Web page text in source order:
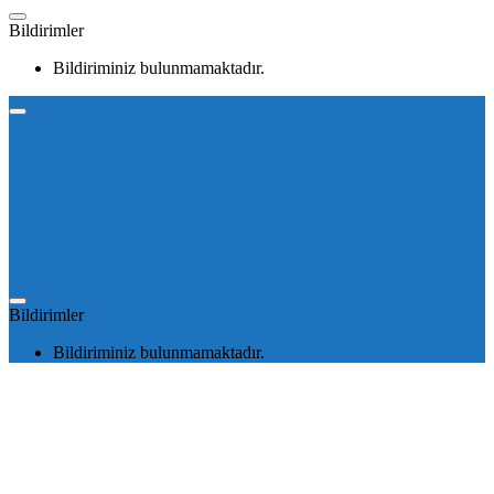
Bildirimler
Bildiriminiz bulunmamaktadır.
Bildirimler
Bildiriminiz bulunmamaktadır.